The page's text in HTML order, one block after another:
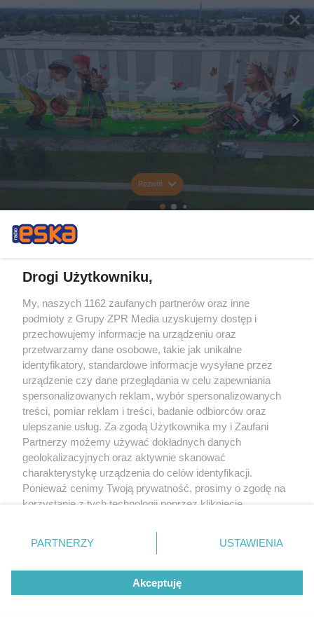
Rozwiń
Drogi Użytkowniku,
My, naszych 1162 zaufanych partnerów oraz inne
podmioty z Grupy ZPR Media uzyskujemy dostęp i
przechowujemy informacje na urządzeniu oraz
przetwarzamy dane osobowe, takie jak unikalne
identyfikatory, standardowe informacje wysyłane przez
urządzenie czy dane przeglądania w celu zapewniania
spersonalizowanych reklam, wybór spersonalizowanych
treści, pomiar reklam i treści, badanie odbiorców oraz
ulepszanie usług. Za zgodą Użytkownika my i Zaufani
Partnerzy możemy używać dokładnych danych
geolokalizacyjnych oraz aktywnie skanować
charakterystykę urządzenia do celów identyfikacji.
Ponieważ cenimy Twoją prywatność, prosimy o zgodę na
korzystanie z tych technologii poprzez kliknięcie
zmienić/wycofać klikając przycisk ustawień prywatności
znajdujący się w lewym dolnym rogu strony
rodzaje przetwarzania danych nie wymagają zgody
użytkownika, ale masz prawo sprzeciwić się takiemu
przetwarzaniu. Preferencje będą miały zastosowanie tylko
PARTNERZY USTAWIENIA
Akceptuję